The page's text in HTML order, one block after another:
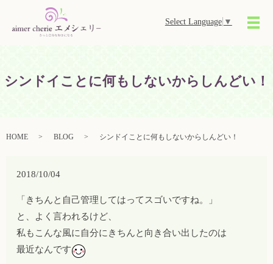
Select Language ▼
メ
シンドイことに何もしないからしんどい！
HOME BLOG シンドイことに何もしないからしんどい！
2018/10/04
「きちんと自己管理してはってスゴいですね。」
と、よく言われるけど、
私もこんな風に自分にきちんと向き合い出したのは
最近なんです